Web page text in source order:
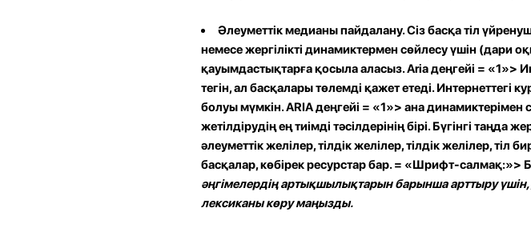
Әлеуметтік медианы пайдалану. Сіз басқа тіл
немесе жергілікті динамиктермен сөйлесу үшін (дари
қауымдастықтарға қосыла аласыз. Aria деңгейі = «1»>
тегін, ал басқалары төлемді қажет етеді.
болуы мүмкін. ARIA деңгейі = «1»> ана ​​динамиктерімен
жетілдірудің ең тиімді тәсілдерінің бірі. Бүгінгі таңда
әлеуметтік желілер, тілдік желілер, тілдік желілер,
басқалар, көбірек ресурстар бар. = «Шрифт-салмақ:»>
әңгімелердің артықшылықтарын барынша арттыру
лексиканы көру маңызды.